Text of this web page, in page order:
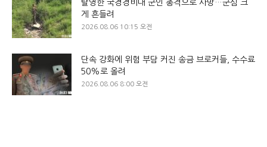
탈영한 국경경비대 군인 총격으로 사망…군심 크
게 흔들려
2026.08.06 10:15 오전
단속 강화에 위험 부담 커진 송금 브로커들, 수수료
50%로 올려
2026.08.06 8:00 오전